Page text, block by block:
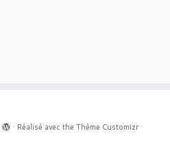
· Réalisé avec the Thème Customizr·